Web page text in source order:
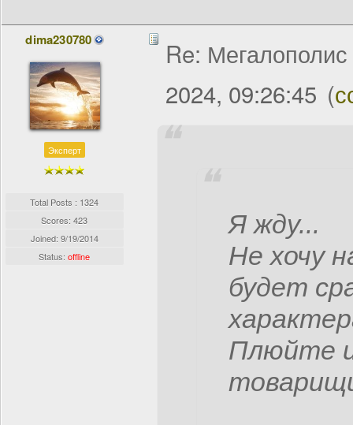
dima230780
Эксперт
Total Posts : 1324
Scores: 423
Joined: 9/19/2014
Status:offline
Re:
2024, 09:26:45 (
Я жду...
Не хочу
будет
Плюйте